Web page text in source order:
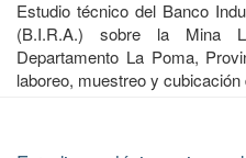
Estudio técnico del Banco
(B.I.R.A.) sobre la Mina
Departamento La Poma,
laboreo, muestreo y